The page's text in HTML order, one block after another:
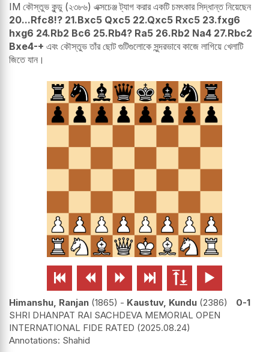
IM কৌস্তুভ কুন্ডু (২৩৮৬) এক্সচেঞ্জ ট্যাগ করার একটি চমৎকার সিদ্ধান্ত নিয়েছেন
20...Rfc8!? 21.Bxc5 Qxc5 22.Qxc5 Rxc5 23.fxg6
hxg6 24.Rb2 Bc6 25.Rb4? Ra5 26.Rb2 Na4 27.Rbc2
Bxe4-+ এবং কৌস্তুভ তাঁর ছোট গুটিগুলোকে সুন্দরভাবে কাজে লাগিয়ে খেলাটি
জিতে যান।
     
Himanshu, Ranjan 1865 - Kaustuv, Kundu 2386
0-1
SHRI DHANPAT RAI SACHDEVA MEMORIAL OPEN
INTERNATIONAL FIDE RATED 2025.08.24
Shahid